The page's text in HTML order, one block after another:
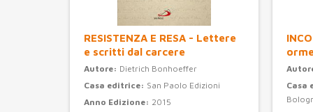
RESISTENZA E RESA - Lettere
e scritti dal carcere
Autore: Dietrich Bonhoeffer
Casa editrice: San Paolo Edizioni
Anno Edizione: 2015
Casa